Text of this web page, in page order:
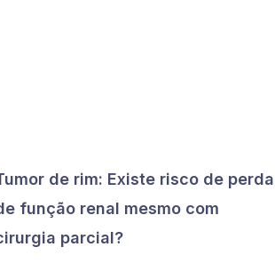
de rim: Existe risco de perda
função renal mesmo com
parcial?